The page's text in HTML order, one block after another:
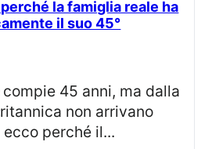
il suo 45°
non arrivano
perché il...